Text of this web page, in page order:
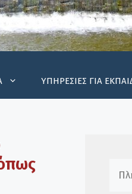
ΥΠΗΡΕΣΙΕΣ ΓΙΑ